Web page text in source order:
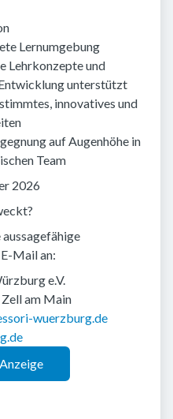
Lernumgebung
Lehrkonzepte und
unterstützt
innovatives und
auf Augenhöhe in
Team
2026
Mail an:
e.V.
am Main
wuerzburg.de